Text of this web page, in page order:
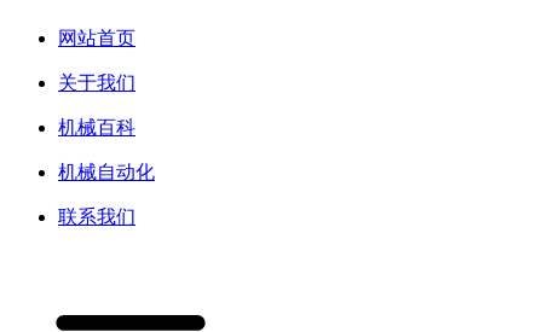
网站首页
关于我们
机械百科
机械自动化
联系我们